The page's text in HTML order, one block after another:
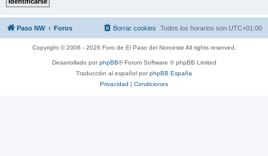
Paso NW Foros Todos los horarios son UTC+01:00
Borrar cookies
Copyright © 2006 - 2026 Foro de El Paso del Noroeste All rights reserved.
Desarrollado porphpBB® Forum Software © phpBB Limited
Traducción al español porphpBB España
Privacidad | Condiciones